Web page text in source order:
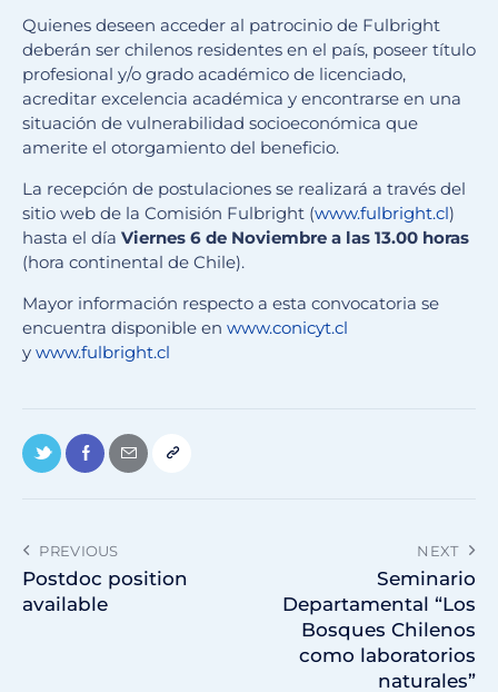
Quienes deseen acceder al patrocinio de Fulbright
deberán ser chilenos residentes en el país, poseer título
profesional y/o grado académico de licenciado,
acreditar excelencia académica y encontrarse en una
situación de vulnerabilidad socioeconómica que
amerite el otorgamiento del beneficio.
La recepción de postulaciones se realizará a través del
sitio web de la Comisión Fulbright (www.fulbright.cl)
hasta el día Viernes 6 de Noviembre a las 13.00 horas
(hora continental de Chile).
Mayor información respecto a esta convocatoria se
encuentra disponible en www.conicyt.cl
y www.fulbright.cl
PREVIOUS
Postdoc position
available
NEXT
Seminario
Departamental “Los
Bosques Chilenos
como laboratorios
naturales”